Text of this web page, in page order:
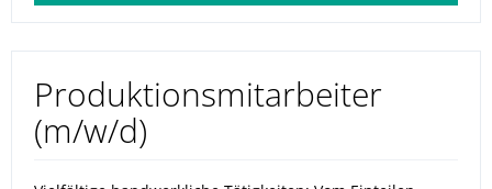
Produktionsmitarbeiter
(m/w/d)